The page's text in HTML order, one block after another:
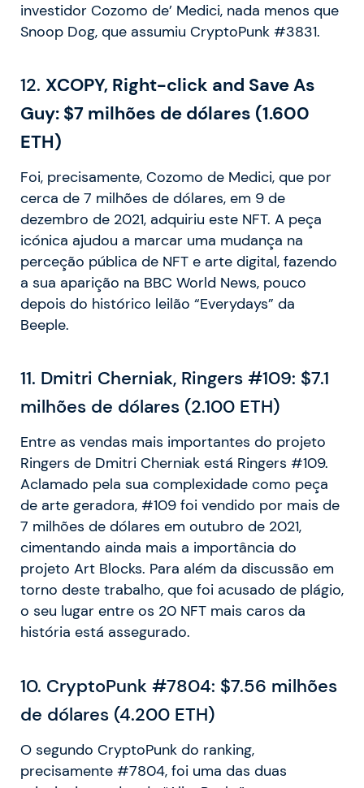
investidor Cozomo de’ Medici, nada menos que
Snoop Dog, que assumiu CryptoPunk #3831.
12. XCOPY, Right-click and Save As
Guy: $7 milhões de dólares (1.600
ETH)
Foi, precisamente, Cozomo de Medici, que por
cerca de 7 milhões de dólares, em 9 de
dezembro de 2021, adquiriu este NFT. A peça
icónica ajudou a marcar uma mudança na
perceção pública de NFT e arte digital, fazendo
a sua aparição na BBC World News, pouco
depois do histórico leilão “Everydays” da
Beeple.
11. Dmitri Cherniak, Ringers #109: $7.1
milhões de dólares (2.100 ETH)
Entre as vendas mais importantes do projeto
Ringers de Dmitri Cherniak está Ringers #109.
Aclamado pela sua complexidade como peça
de arte geradora, #109 foi vendido por mais de
7 milhões de dólares em outubro de 2021,
cimentando ainda mais a importância do
projeto Art Blocks. Para além da discussão em
torno deste trabalho, que foi acusado de plágio,
o seu lugar entre os 20 NFT mais caros da
história está assegurado.
10. CryptoPunk #7804: $7.56 milhões
de dólares (4.200 ETH)
O segundo CryptoPunk do ranking,
precisamente #7804, foi uma das duas